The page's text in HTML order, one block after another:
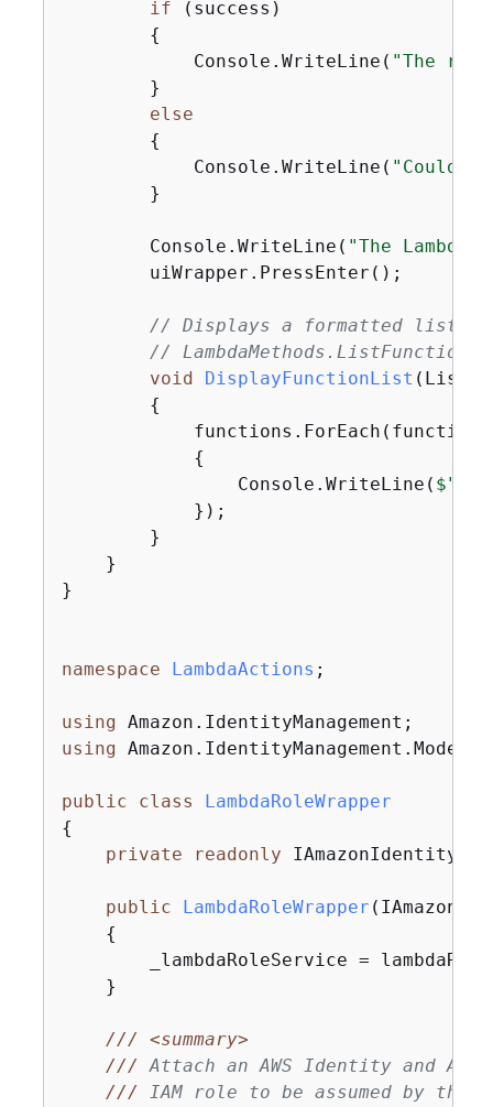
if (success)
{
            Console.WriteLine(
"The
        }
else
{
            Console.WriteLine(
        }
        Console.WriteLine(
"The Lambda
        uiWrapper.PressEnter();
// Displays a formatted list
// LambdaMethods.ListFunctions.
void
DisplayFunctionList (
{
{
                Console.WriteLine(
$"
            });
        }
    }
}
namespace LambdaActions ;
using
using Amazon.IdentityManagement.Model;
public class
LambdaRoleWrapper
{
private
readonly
public LambdaRoleWrapper (
{
_lambdaRoleService =
    }
///
<summary>
/// Attach an AWS Identity and
/// IAM role to be assumed by the